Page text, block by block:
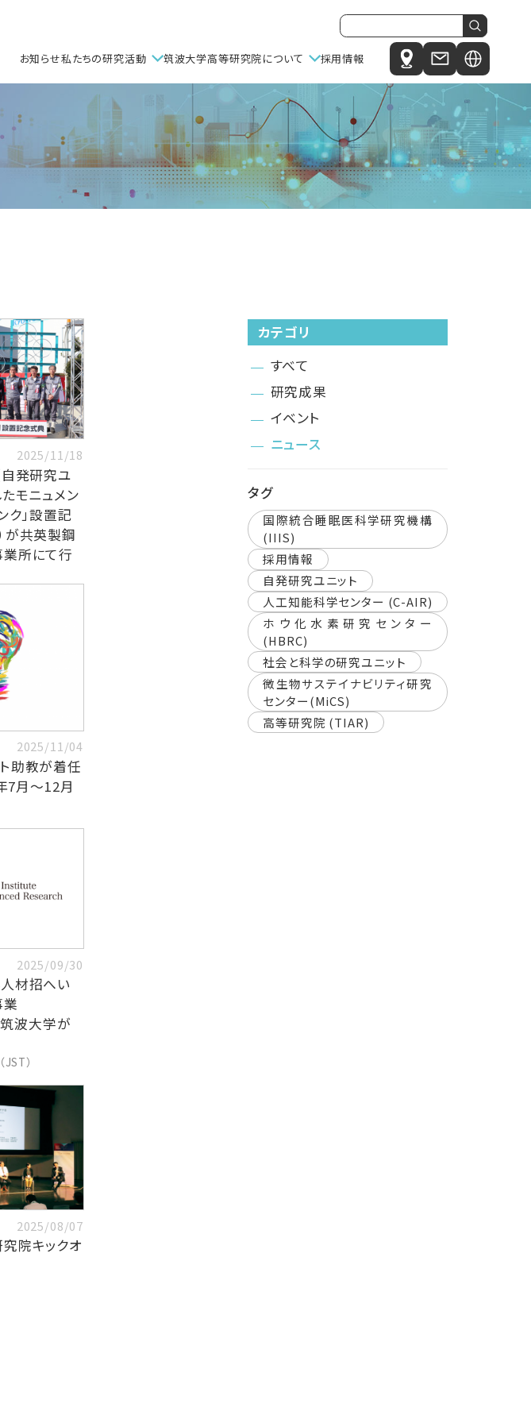
お知らせ私たちの研究活動
自発研究ユニット
社会と科学の研究ユニット
国際統合睡眠医科学研究機構 (IIIS)
人工知能科学センター（C-AIR）
筑波大学高等研究院について
研究院長メッセージ
理念・ミッション・ビジョン
組織体制・概要
採用情報
Japanese
English
2025/11/18
発研究ユ
モニュメン
ク」設置記
が共英製鋼
所にて行
2025/11/04
助教が着任
7月～12月
2025/09/30
材招へい
筑波大学が
）
2025/08/07
院キックオ
カテゴリ
すべて
研究成果
イベント
ニュース
タグ
国際統合睡眠医科学研究機構
(IIIS)
採用情報
自発研究ユニット
人工知能科学センター (C-AIR)
ホウ化水素研究センター
(HBRC)
社会と科学の研究ユニット
微生物サステイナビリティ研究
センター(MiCS)
高等研究院 (TIAR)